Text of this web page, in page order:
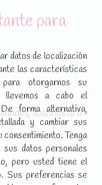
suscríbete a
para
datos de localización
las características
otorgarnos su
llevemos a cabo el
forma alternativa,
y cambiar sus
Tenga
datos personales
pero usted tiene el
Sus preferencias se